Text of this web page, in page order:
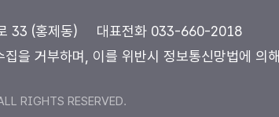
33 (홍제동) 대표전화 033-660-2018
을 거부하며, 이를 위반시 정보통신망법에 의
RIGHTS RESERVED.